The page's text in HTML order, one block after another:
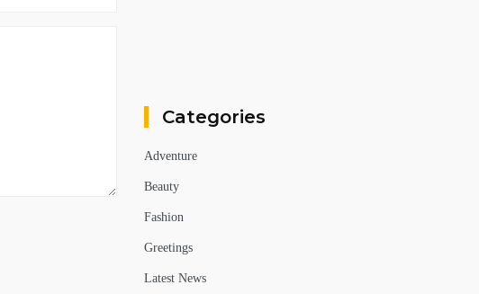
Categories
Adventure
Beauty
Fashion
Greetings
Latest News